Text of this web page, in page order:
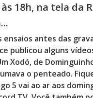
18h, na tela da
ensaios antes das
publicou alguns
Xodó, de
o penteado.
5 vai ao ar aos